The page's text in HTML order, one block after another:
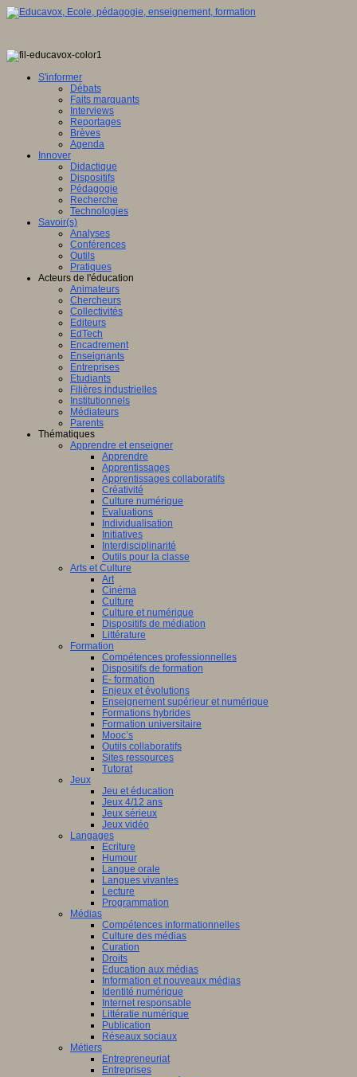
S'informer
Débats
Faits marquants
Interviews
Reportages
Brèves
Agenda
Innover
Didactique
Dispositifs
Pédagogie
Recherche
Technologies
Savoir(s)
Analyses
Conférences
Outils
Pratiques
Acteurs de l'éducation
Animateurs
Chercheurs
Collectivités
Editeurs
EdTech
Encadrement
Enseignants
Entreprises
Etudiants
Filières industrielles
Institutionnels
Médiateurs
Parents
Thématiques
Apprendre et enseigner
Apprendre
Apprentissages
Apprentissages collaboratifs
Créativité
Culture numérique
Evaluations
Individualisation
Initiatives
Interdisciplinarité
Outils pour la classe
Arts et Culture
Art
Cinéma
Culture
Culture et numérique
Dispositifs de médiation
Littérature
Formation
Compétences professionnelles
Dispositifs de formation
E- formation
Enjeux et évolutions
Enseignement supérieur et numérique
Formations hybrides
Formation universitaire
Mooc’s
Outils collaboratifs
Sites ressources
Tutorat
Jeux
Jeu et éducation
Jeux 4/12 ans
Jeux sérieux
Jeux vidéo
Langages
Ecriture
Humour
Langue orale
Langues vivantes
Lecture
Programmation
Médias
Compétences informationnelles
Culture des médias
Curation
Droits
Education aux médias
Information et nouveaux médias
Identité numérique
Internet responsable
Littératie numérique
Publication
Réseaux sociaux
Métiers
Entrepreneuriat
Entreprises